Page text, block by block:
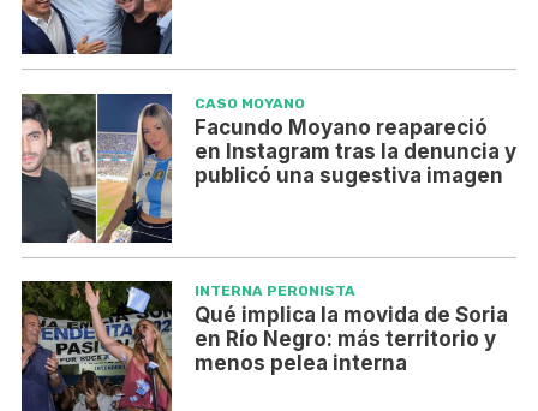
CASO MOYANO
Facundo Moyano reapareció
en Instagram tras la denuncia y
publicó una sugestiva imagen
INTERNA PERONISTA
Qué implica la movida de Soria
en Río Negro: más territorio y
menos pelea interna